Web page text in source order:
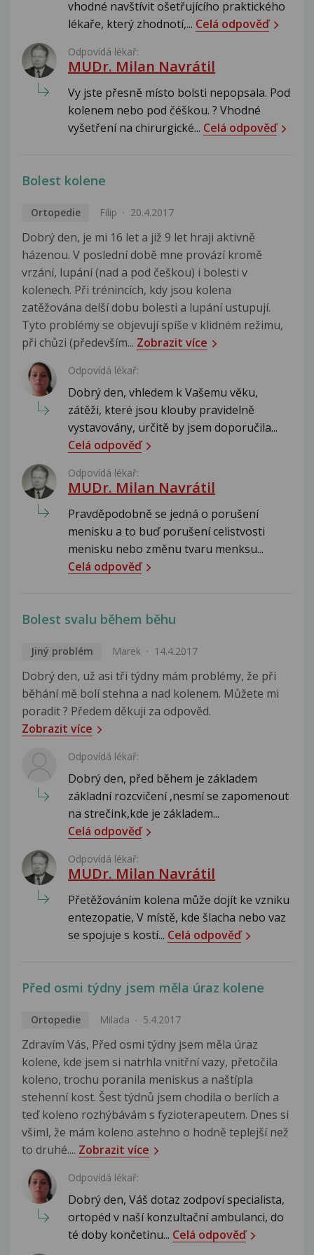
vhodné navštívit ošetřujícího praktického
lékaře, který zhodnotí,... Celá odpověď
Odpovídá lékař:
MUDr. Milan Navrátil
Vy jste přesně místo bolsti nepopsala. Pod
kolenem nebo pod čéškou. ? Vhodné
vyšetření na chirurgické... Celá odpověď
Bolest kolene
Ortopedie Filip 20.4.2017
Dobrý den, je mi 16 let a již 9 let hraji aktivně
házenou. V poslední době mne provází kromě
vrzání, lupání (nad a pod češkou) i bolesti v
kolenech. Při trénincích, kdy jsou kolena
zatěžována delší dobu bolesti a lupání ustupují.
Tyto problémy se objevují spíše v klidném režimu,
při chůzi (především... Zobrazit více
Odpovídá lékař:
Dobrý den, vhledem k Vašemu věku,
zátěži, které jsou klouby pravidelně
vystavovány, určitě by jsem doporučila...
Celá odpověď
Odpovídá lékař:
MUDr. Milan Navrátil
Pravděpodobně se jedná o porušení
menisku a to buď porušení celistvosti
menisku nebo změnu tvaru menksu...
Celá odpověď
Bolest svalu během běhu
Jiný problém Marek 14.4.2017
Dobrý den, už asi tři týdny mám problémy, že při
běhání mě bolí stehna a nad kolenem. Můžete mi
poradit ? Předem děkuji za odpověd.
Zobrazit více
Odpovídá lékař:
Dobrý den, před během je základem
základní rozcvičení ,nesmí se zapomenout
na strečink,kde je základem...
Celá odpověď
Odpovídá lékař:
MUDr. Milan Navrátil
Přetěžováním kolena může dojít ke vzniku
entezopatie, V místě, kde šlacha nebo vaz
se spojuje s kostí... Celá odpověď
Před osmi týdny jsem měla úraz kolene
Ortopedie Milada 5.4.2017
Zdravím Vás, Před osmi týdny jsem měla úraz
kolene, kde jsem si natrhla vnitřní vazy, přetočila
koleno, trochu poranila meniskus a naštípla
stehenní kost. Šest týdnů jsem chodila o berlích a
teď koleno rozhýbávám s fyzioterapeutem. Dnes si
všiml, že mám koleno astehno o hodně teplejší než
to druhé.... Zobrazit více
Odpovídá lékař:
Dobrý den, Váš dotaz zodpoví specialista,
ortopéd v naší konzultační ambulanci, do
té doby končetinu... Celá odpověď